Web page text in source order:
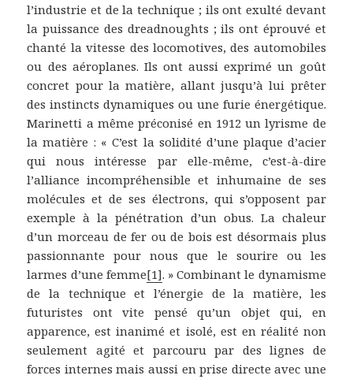
l’industrie et de la technique ; ils ont exulté devant
la puissance des dreadnoughts ; ils ont éprouvé et
chanté la vitesse des locomotives, des automobiles
ou des aéroplanes. Ils ont aussi exprimé un goût
concret pour la matière, allant jusqu’à lui prêter
des instincts dynamiques ou une furie énergétique.
Marinetti a même préconisé en 1912 un lyrisme de
la matière : « C’est la solidité d’une plaque d’acier
qui nous intéresse par elle-même, c’est-à-dire
l’alliance incompréhensible et inhumaine de ses
molécules et de ses électrons, qui s’opposent par
exemple à la pénétration d’un obus. La chaleur
d’un morceau de fer ou de bois est désormais plus
passionnante pour nous que le sourire ou les
larmes d’une femme[1]. » Combinant le dynamisme
de la technique et l’énergie de la matière, les
futuristes ont vite pensé qu’un objet qui, en
apparence, est inanimé et isolé, est en réalité non
seulement agité et parcouru par des lignes de
forces internes mais aussi en prise directe avec une